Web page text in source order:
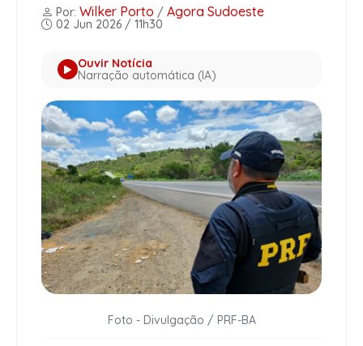
Por: Wilker Porto / Agora Sudoeste
02 Jun 2026 / 11h30
Ouvir Notícia
Narração automática (IA)
Foto - Divulgação / PRF-BA